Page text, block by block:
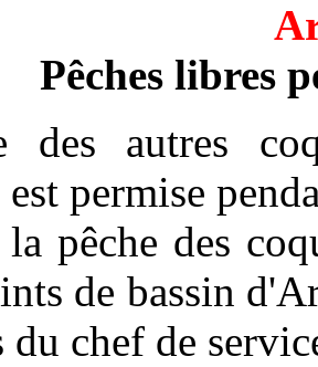
Pêches libres
des autres
est permise
pêche des
de bassin
du chef de